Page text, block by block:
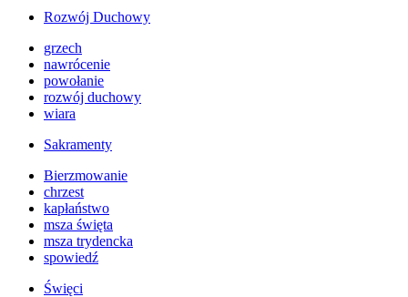
Rozwój Duchowy
grzech
nawrócenie
powołanie
rozwój duchowy
wiara
Sakramenty
Bierzmowanie
chrzest
kapłaństwo
msza święta
msza trydencka
spowiedź
Święci